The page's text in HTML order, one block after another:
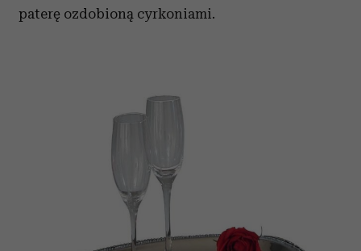
paterę ozdobioną cyrkoniami.